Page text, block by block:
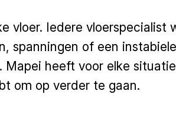
vloer. Iedere vloerspecialist
spanningen of een
heeft voor elke
om op verder te gaan.